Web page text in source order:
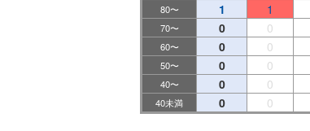
80〜 1 1
70〜 0 0
60〜 0 0
50〜 0 0
40〜 0 0
40未満 0 0